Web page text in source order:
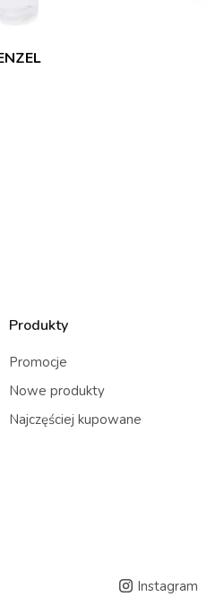
Produkty
Promocje
Nowe produkty
Najczęściej kupowane
Instagram